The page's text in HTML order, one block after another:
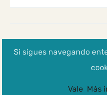
Aviso legal, Política
Si sigues navegando
Vale Más